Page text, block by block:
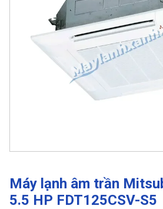
Máy lạnh âm trần
5.5 HP FDT125CSV-S5